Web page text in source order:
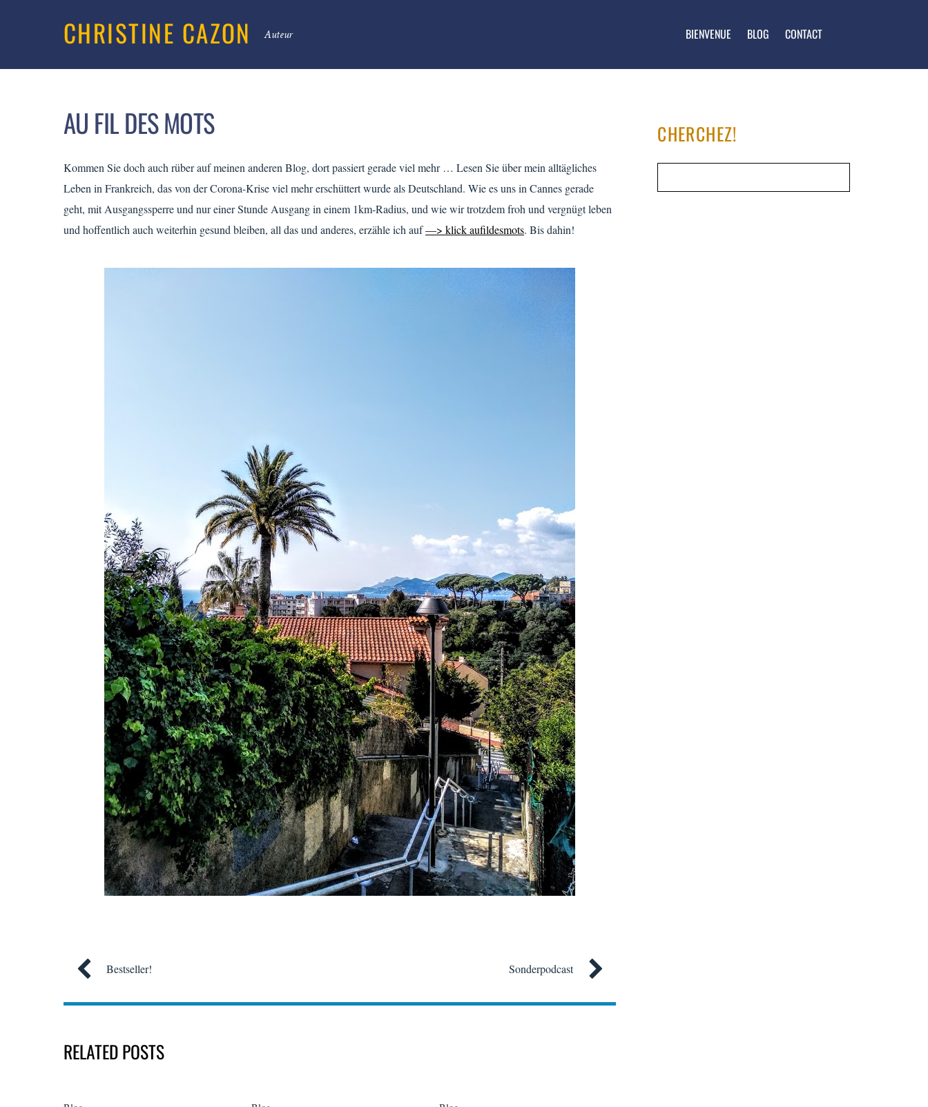
CHRISTINE CAZON Auteur BIENVENUE BLOG CONTACT
AU FIL DES MOTS
Kommen Sie doch auch rüber auf meinen anderen Blog, dort passiert gerade viel mehr … Lesen Sie über mein alltägliches
Leben in Frankreich, das von der Corona-Krise viel mehr erschüttert wurde als Deutschland. Wie es uns in Cannes gerade
geht, mit Ausgangssperre und nur einer Stunde Ausgang in einem 1km-Radius, und wie wir trotzdem froh und vergnügt leben
und hoffentlich auch weiterhin gesund bleiben, all das und anderes, erzähle ich auf—> klick aufildesmots. Bis dahin!
Bestseller! Sonderpodcast
RELATED POSTS
CHERCHEZ!